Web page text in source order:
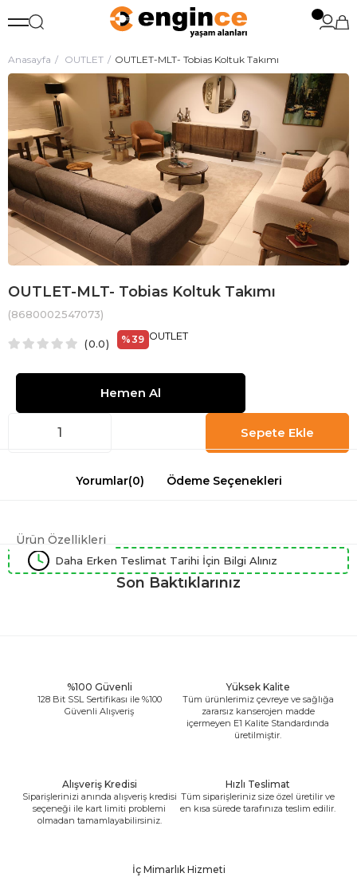
Anasayfa OUTLET OUTLET-MLT- Tobias Koltuk Takımı
OUTLET-MLT- Tobias Koltuk Takımı
(8680002547073)
0.0 %39 OUTLET
Yorumlar(0) Ödeme Seçenekleri
Ürün Özellikleri
Daha Erken Teslimat Tarihi İçin Bilgi Alınız
Son Baktıklarınız
%100 Güvenli
128 Bit SSL Sertifikası ile %100
Güvenli Alışveriş
Yüksek Kalite
Tüm ürünlerimiz çevreye ve sağlığa
zararsız kanserojen madde
içermeyen E1 Kalite Standardında
üretilmiştir.
Alışveriş Kredisi
Siparişlerinizi anında alışveriş kredisi
seçeneği ile kart limiti problemi
olmadan tamamlayabilirsiniz.
Hızlı Teslimat
Tüm siparişleriniz size özel üretilir ve
en kısa sürede tarafınıza teslim edilir.
İç Mimarlık Hizmeti